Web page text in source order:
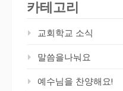
카테고리
교회학교 소식
말씀을나눠요
예수님을 찬양해요!